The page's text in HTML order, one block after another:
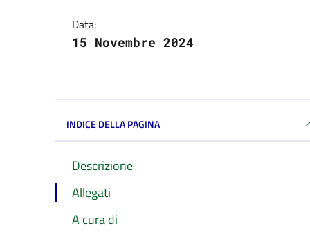
Data:
15 Novembre 2024
INDICE DELLA PAGINA
Descrizione
Allegati
A cura di